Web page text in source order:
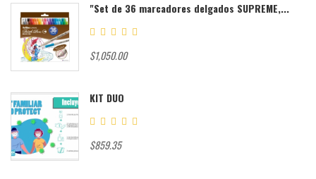
"Set de 36 marcadores delgados SUPREME,...
$1,050.00
KIT DUO
$859.35